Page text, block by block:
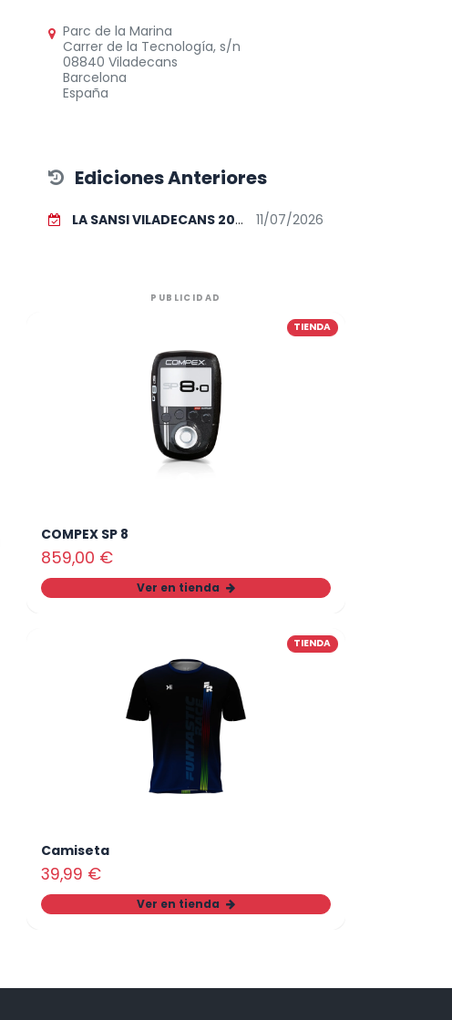
Parc de la Marina
Carrer de la Tecnología, s/n
08840 Viladecans
Barcelona
España
Ediciones Anteriores
LA SANSI VILADECANS 2026 11/07/2026
PUBLICIDAD
TIENDA
COMPEX SP 8
859,00 €
Ver en tienda
TIENDA
Camiseta
39,99 €
Ver en tienda